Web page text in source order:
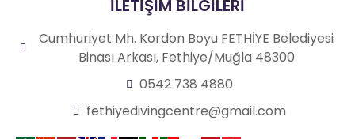
İLETİŞİM BİLGİLERİ
Cumhuriyet Mh. Kordon Boyu FETHİYE Belediyesi
Binası Arkası, Fethiye/Muğla 48300
0542 738 4880
fethiyedivingcentre@gmail.com